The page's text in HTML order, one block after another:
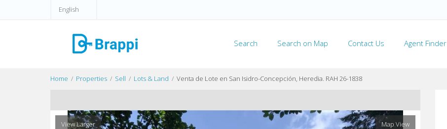
English
Search Search on Map Contact Us Agent Finder
Home Properties Sell Lots & Land Venta de Lote en San Isidro-Concepción, Heredia. RAH 26-1838
View Larger Map View